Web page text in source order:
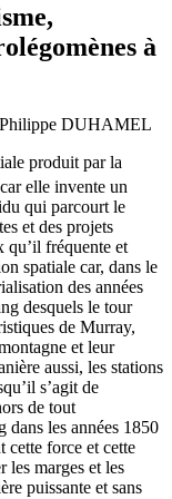
à
DUHAMEL
produit par la
elle invente un
qui parcourt le
et des projets
qu’il fréquente et
spatiale car, dans le
des années
desquels le tour
de Murray,
et leur
aussi, les stations
s’agit de
de tout
dans les années 1850
cette force et cette
les marges et les
puissante et sans